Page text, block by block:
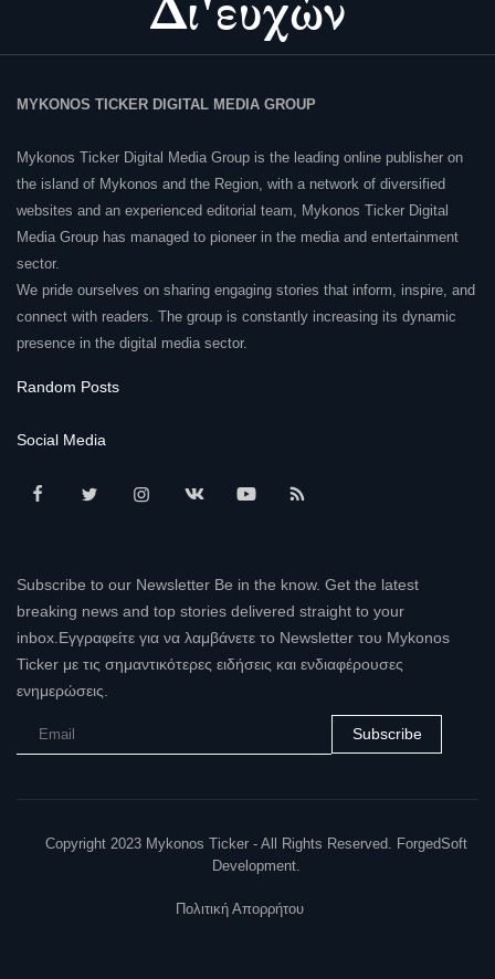
MYKONOS TICKER DIGITAL MEDIA GROUP
Mykonos Ticker Digital Media Group is the leading online publisher on
the island of Mykonos and the Region, with a network of diversified
websites and an experienced editorial team, Mykonos Ticker Digital
Media Group has managed to pioneer in the media and entertainment
sector.
We pride ourselves on sharing engaging stories that inform, inspire, and
connect with readers. The group is constantly increasing its dynamic
presence in the digital media sector.
Random Posts
Social Media
Subscribe to our Newsletter Be in the know. Get the latest
breaking news and top stories delivered straight to your
inbox.Εγγραφείτε για να λαμβάνετε το Newsletter του Mykonos
Ticker με τις σημαντικότερες ειδήσεις και ενδιαφέρουσες
ενημερώσεις.
Subscribe
Copyright 2023 Mykonos Ticker - All Rights Reserved. ForgedSoft
Development.
Πολιτική Απορρήτου